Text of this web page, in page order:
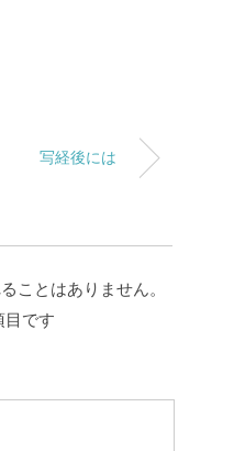
写経後には
ことはありません。
目です